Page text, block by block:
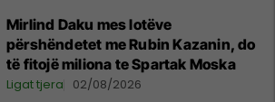
Mirlind Daku mes lotëve
përshëndetet me Rubin Kazanin, do
të fitojë miliona te Spartak Moska
Ligat tjera 02/08/2026